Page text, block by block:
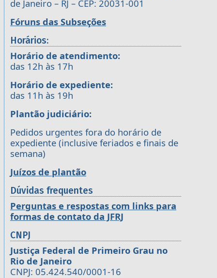
de Janeiro – RJ – CEP: 20031-001
Fóruns das Subseções
Horários:
Horário de atendimento:
das 12h às 17h
Horário de expediente:
das 11h às 19h
Plantão judiciário:
Pedidos urgentes fora do horário de
expediente (inclusive feriados e finais de
semana)
Juízos de plantão
Dúvidas frequentes
Perguntas e respostas com links para
formas de contato da JFRJ
CNPJ
Justiça Federal de Primeiro Grau no
Rio de Janeiro
CNPJ: 05.424.540/0001-16